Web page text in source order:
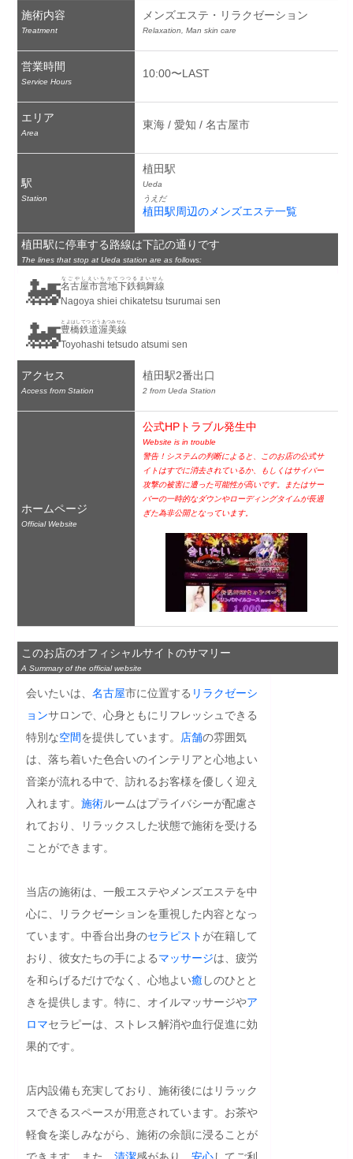
施術内容
Treatment
メンズエステ・リラクゼーション
Relaxation, Man skin care
営業時間
Service Hours
10:00〜LAST
エリア
Area
東海 / 愛知 / 名古屋市
駅
Station
植田駅
Ueda
うえだ
植田駅周辺のメンズエステ一覧
植田駅に停車する路線は下記の通りです
The lines that stop at Ueda station are as follows:
🚂名古屋市営地下鉄鶴舞線
なごやしえいちかてつつるまいせん
Nagoya shiei chikatetsu tsurumai sen
🚂豊橋鉄道渥美線
とよはしてつどうあつみせん
Toyohashi tetsudo atsumi sen
アクセス
Access from Station
植田駅2番出口
2 from Ueda Station
ホームページ
Official Website
公式HPトラブル発生中
Website is in trouble
警告！システムの判断によると、このお店の公式サ
イトはすでに消去されているか、もしくはサイバー
攻撃の被害に遭った可能性が高いです。またはサー
バーの一時的なダウンやローディングタイムが長過
ぎた為非公開となっています。
このお店のオフィシャルサイトのサマリー
A Summary of the official website
会いたいは、 名古屋市に位置する リラクゼーシ
ョンサロンで、心身ともにリフレッシュできる
特別な空間を提供しています。 店舗の雰囲気
は、落ち着いた色合いのインテリアと心地よい
音楽が流れる中で、訪れるお客様を優しく迎え
入れます。 施術ルームはプライバシーが配慮さ
れており、リラックスした状態で施術を受ける
ことができます。
当店の施術は、一般エステやメンズエステを中
心に、リラクゼーションを重視した内容となっ
ています。中香台出身のセラピスト が在籍して
おり、彼女たちの手によるマッサージは、疲労
を和らげるだけでなく、心地よい癒 しのひとと
きを提供します。特に、オイルマッサージやア
ロマセラピーは、ストレス解消や血行促進に効
果的です。
店内設備も充実しており、施術後にはリラック
スできるスペースが用意されています。お茶や
軽食を楽しみながら、施術の余韻に浸ることが
できます。また、 清潔感があり、 安心してご利